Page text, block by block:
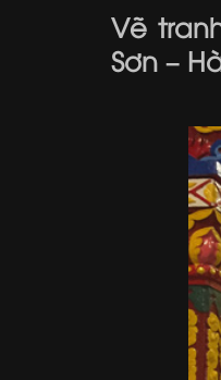
Vẽ
Sơn –